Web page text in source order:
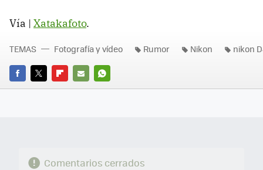
Vía | Xatakafoto.
FACEBOOK
TWITTERFLIPBOARD
E-
WHATSAPP
TEMAS Fotografía y vídeo Rumor Nikon nikon
Comentarios cerrados